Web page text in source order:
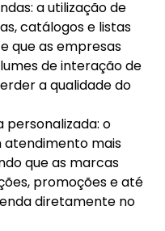
a utilização de
catálogos e listas
que as empresas
de interação de
a qualidade do
personalizada: o
mais
que as marcas
promoções e até
diretamente no